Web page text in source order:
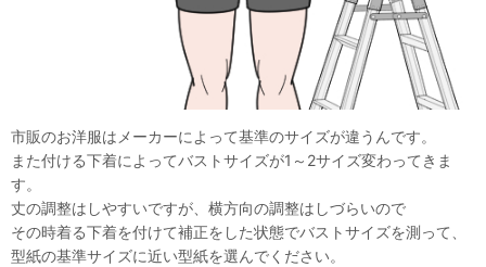
市販のお洋服はメーカーによって基準のサイズが違うんです。
また付ける下着によってバストサイズが1～2サイズ変わってきま
す。
丈の調整はしやすいですが、横方向の調整はしづらいので
その時着る下着を付けて補正をした状態でバストサイズを測って、
型紙の基準サイズに近い型紙を選んでください。